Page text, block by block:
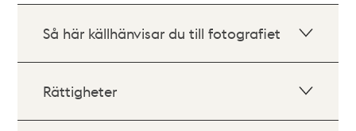
Så här källhänvisar du till fotografiet
Rättigheter